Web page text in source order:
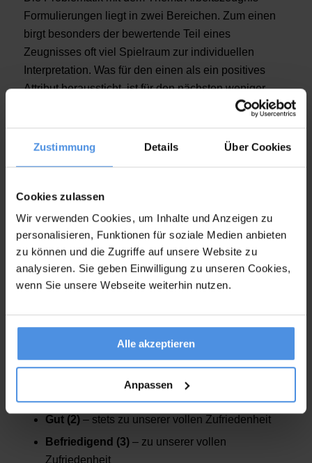
Zustimmung Details Über Cookies
Cookies zulassen
Wir verwenden Cookies, um Inhalte und Anzeigen zu
personalisieren, Funktionen für soziale Medien anbieten
zu können und die Zugriffe auf unsere Website zu
analysieren. Sie geben Einwilligung zu unseren Cookies,
wenn Sie unsere Webseite weiterhin nutzen.
Alle akzeptieren
Anpassen
Formulierungen liegt in zwei Bereichen. Zum einen
birgt besonders der bewertende Teil eines
Zeugnisses oft viel Spielraum zur individuellen
Interpretation. Was für den einen als ein positives
Attribut heraussticht, ist für den nächsten weniger
attraktiv. Daher unbedingt auf undurchsichtige
dabei, die Inhalte korrekt zu verstehen.
Im Laufe der Zeit hat sich die Noten betreffend eine
ArtCode zwischen Arbeitgebernentwickelt. Oft sind
auf den ersten Blick sehr positive Bemerkungen dazu
gedacht, mittelmäßige oder gar unzureichende
ein paar Beispiele, wie sich einzelne Formulierungen
in Schulnoten ausdrücken könnten:
Sehr gut (1)– zu größter Zufriedenheit, stets zu
unserer vollsten Zufriedenheit, mit äußerster
Gut (2)– stets zu unserer vollen Zufriedenheit
Befriedigend (3)– zu unserer vollen
Zufriedenheit